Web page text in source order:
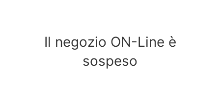
Il negozio ON-Line è
sospeso